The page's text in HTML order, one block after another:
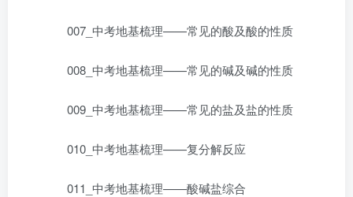
007_中考地基梳理——常见的酸及酸的性质
008_中考地基梳理——常见的碱及碱的性质
009_中考地基梳理——常见的盐及盐的性质
010_中考地基梳理——复分解反应
011_中考地基梳理——酸碱盐综合